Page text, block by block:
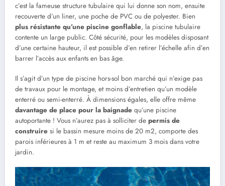
c’est la fameuse structure tubulaire qui lui donne son nom, ensuite
recouverte d’un liner, une poche de PVC ou de polyester. Bien
plus résistante qu’une piscine gonflable, la piscine tubulaire
contente un large public. Côté sécurité, pour les modèles disposant
d’une certaine hauteur, il est possible d’en retirer l’échelle afin d’en
barrer l’accès aux enfants en bas âge.
Il s’agit d’un type de piscine hors-sol bon marché qui n’exige pas
de travaux pour le montage, et moins d’entretien qu’un modèle
enterré ou semi-enterré. À dimensions égales, elle offre même
davantage de place pour la baignade qu’une piscine
autoportante ! Vous n’aurez pas à solliciter de permis de
construire si le bassin mesure moins de 20 m2, comporte des
parois inférieures à 1 m et reste au maximum 3 mois dans votre
jardin.